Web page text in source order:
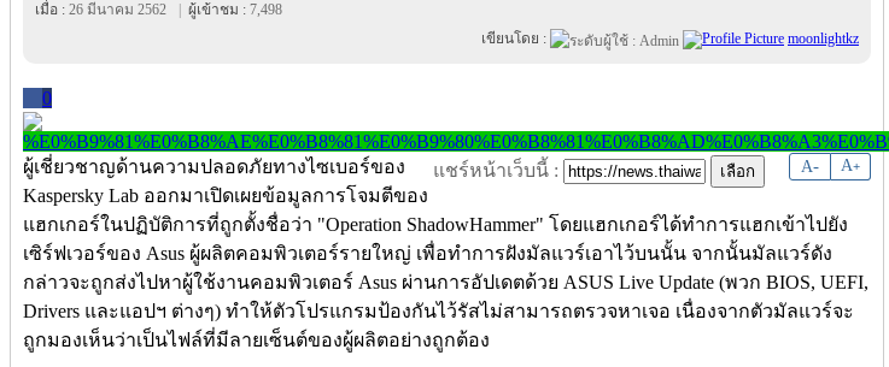
เมื่อ : 26 มีนาคม 2562 ผู้เข้าชม : 7,498
เขียนโดย :
moonlightkz
0
A- A+
แชร์หน้าเว็บนี้ :
ผู้เชี่ยวชาญด้านความปลอดภัยทางไซเบอร์ของ
Kaspersky Lab ออกมาเปิดเผยข้อมูลการโจมตีของ
แฮกเกอร์ในปฏิบัติการที่ถูกตั้งชื่อว่า "Operation ShadowHammer" โดยแฮกเกอร์ได้ทำการแฮกเข้าไปยัง
เซิร์ฟเวอร์ของ Asus ผู้ผลิตคอมพิวเตอร์รายใหญ่ เพื่อทำการฝังมัลแวร์เอาไว้บนนั้น จากนั้นมัลแวร์ดัง
กล่าวจะถูกส่งไปหาผู้ใช้งานคอมพิวเตอร์ Asus ผ่านการอัปเดตด้วย ASUS Live Update (พวก BIOS, UEFI,
Drivers และแอปฯ ต่างๆ) ทำให้ตัวโปรแกรมป้องกันไว้รัสไม่สามารถตรวจหาเจอ เนื่องจากตัวมัลแวร์จะ
ถูกมองเห็นว่าเป็นไฟล์ที่มีลายเซ็นต์ของผู้ผลิตอย่างถูกต้อง